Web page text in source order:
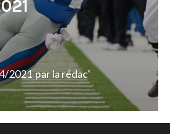
2021 parla rédac'